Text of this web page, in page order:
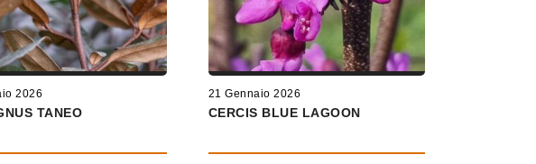
2026
TANEO
21 Gennaio 2026
CERCIS BLUE LAGOON